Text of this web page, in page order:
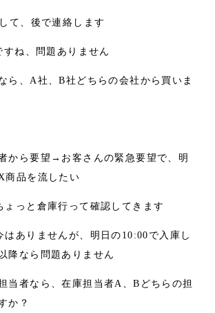
て、後で連絡します
ね、問題ありません
ら、A社、B社どちらの会社から買いま
から要望→お客さんの緊急要望で、明
商品を流したい
っと倉庫行って確認してきます
ありませんが、明日の10:00で入庫し
降なら問題ありません
当者なら、在庫担当者A、Bどちらの担
か？